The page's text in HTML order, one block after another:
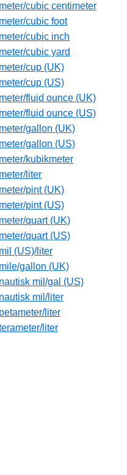
cubic centimeter
cubic foot
cubic inch
cubic yard
cup (UK)
cup (US)
fluid ounce (UK)
fluid ounce (US)
gallon (UK)
gallon (US)
kubikmeter
liter
pint (UK)
pint (US)
quart (UK)
quart (US)
(US)/liter
gallon (UK)
mil/gal (US)
mil/liter
liter
liter